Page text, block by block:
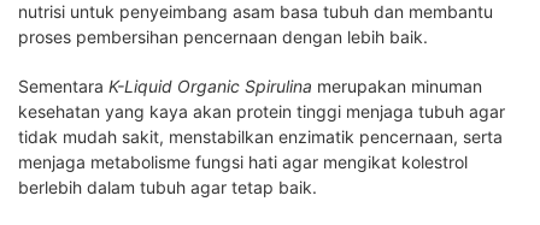
nutrisi untuk penyeimbang asam basa tubuh dan membantu
proses pembersihan pencernaan dengan lebih baik.
Sementara K-Liquid Organic Spirulina merupakan minuman
kesehatan yang kaya akan protein tinggi menjaga tubuh agar
tidak mudah sakit, menstabilkan enzimatik pencernaan, serta
menjaga metabolisme fungsi hati agar mengikat kolestrol
berlebih dalam tubuh agar tetap baik.